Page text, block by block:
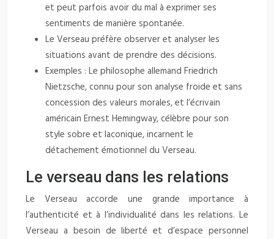
et peut parfois avoir du mal à exprimer ses
sentiments de manière spontanée.
Le Verseau préfère observer et analyser les
situations avant de prendre des décisions.
Exemples : Le philosophe allemand Friedrich
Nietzsche, connu pour son analyse froide et sans
concession des valeurs morales, et l’écrivain
américain Ernest Hemingway, célèbre pour son
style sobre et laconique, incarnent le
détachement émotionnel du Verseau.
Le verseau dans les relations
Le Verseau accorde une grande importance à
l’authenticité et à l’individualité dans les relations. Le
Verseau a besoin de liberté et d’espace personnel